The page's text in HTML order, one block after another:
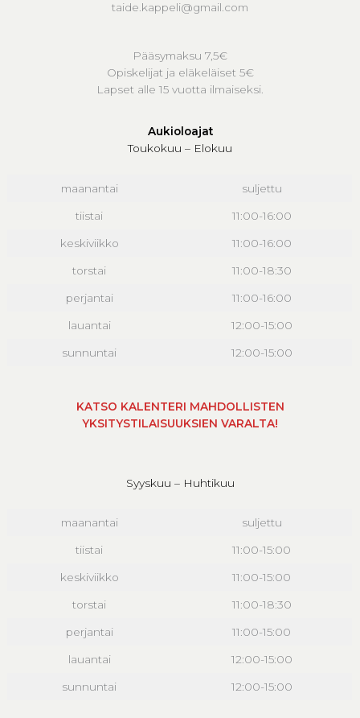
taide.kappeli@gmail.com
Pääsymaksu 7,5€
Opiskelijat ja eläkeläiset 5€
Lapset alle 15 vuotta ilmaiseksi.
Aukioloajat
Toukokuu – Elokuu
maanantai suljettu
tiistai 11:00-16:00
keskiviikko 11:00-16:00
torstai 11:00-18:30
perjantai 11:00-16:00
lauantai 12:00-15:00
sunnuntai 12:00-15:00
KATSO KALENTERI MAHDOLLISTEN
YKSITYSTILAISUUKSIEN VARALTA!
Syyskuu – Huhtikuu
maanantai suljettu
tiistai 11:00-15:00
keskiviikko 11:00-15:00
torstai 11:00-18:30
perjantai 11:00-15:00
lauantai 12:00-15:00
sunnuntai 12:00-15:00